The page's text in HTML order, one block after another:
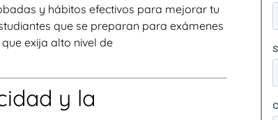
y hábitos efectivos para mejorar tu
que se preparan para exámenes
exija alto nivel de
y la